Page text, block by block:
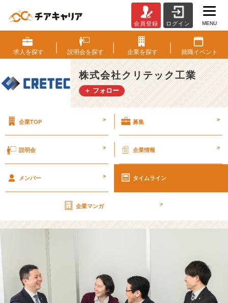
な
ぐ
力
は
走
る
リ
ク
式
会
社
工
会員登録 ログイン MENU
求人を探す 説明会を探す 企業を探す 就職イベント
株式会社クリテック工業
＋ フォロー
企業TOP > 募集 >
説明会 > 企業情報 >
メンバー > タイムライン
企業マンガ >